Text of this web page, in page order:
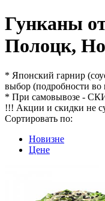
Гунканы
Полоцк,
* Японский гарнир
выбор (подробности
* При самовывозе -
!!! Акции и скидки не
Сортировать по:
Новизне
Цене